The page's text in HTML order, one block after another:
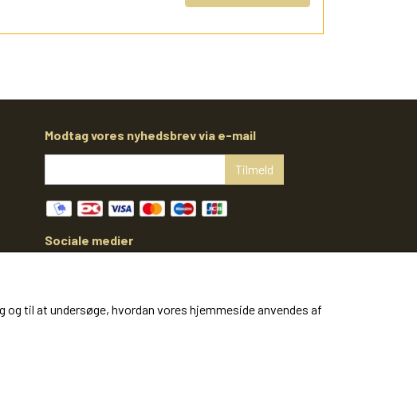
Modtag vores nyhedsbrev via e-mail
Tilmeld
Sociale medier
til at undersøge, hvordan vores hjemmeside anvendes af